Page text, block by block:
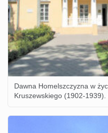
Dawna Homelszczyzna w
Kruszewskiego (1902-1939).